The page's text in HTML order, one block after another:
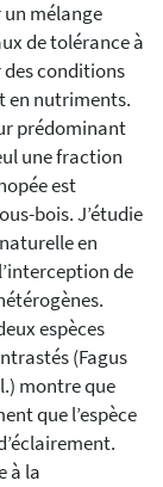
mélange
de tolérance à
des conditions
en nutriments.
prédominant
une fraction
est
bois. J’étudie
en
de
espèces
(Fagus
montre que
que l’espèce
à la